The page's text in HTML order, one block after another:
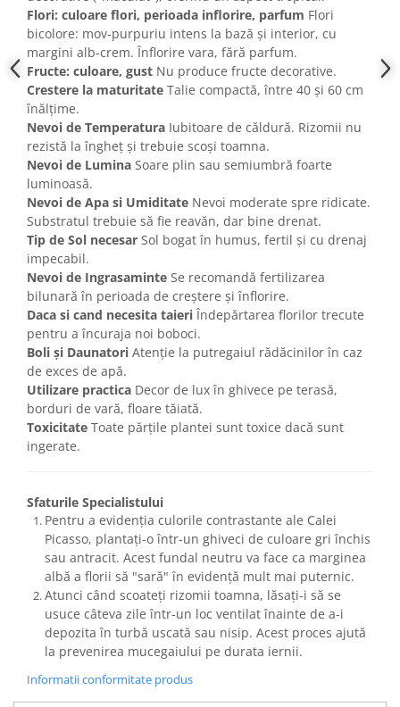
Flori: culoare flori, perioada inflorire, parfum Flori
bicolore: mov-purpuriu intens la bază și interior, cu
margini alb-crem. Înflorire vara, fără parfum.
Fructe: culoare, gust Nu produce fructe decorative.
Crestere la maturitate Talie compactă, între 40 și 60 cm
înălțime.
Nevoi de Temperatura Iubitoare de căldură. Rizomii nu
rezistă la îngheț și trebuie scoși toamna.
Nevoi de Lumina Soare plin sau semiumbră foarte
luminoasă.
Nevoi de Apa si Umiditate Nevoi moderate spre ridicate.
Substratul trebuie să fie reavăn, dar bine drenat.
Tip de Sol necesar Sol bogat în humus, fertil și cu drenaj
impecabil.
Nevoi de Ingrasaminte Se recomandă fertilizarea
bilunară în perioada de creștere și înflorire.
Daca si cand necesita taieri Îndepărtarea florilor trecute
pentru a încuraja noi boboci.
Boli și Daunatori Atenție la putregaiul rădăcinilor în caz
de exces de apă.
Utilizare practica Decor de lux în ghivece pe terasă,
borduri de vară, floare tăiată.
Toxicitate Toate părțile plantei sunt toxice dacă sunt
ingerate.
Sfaturile Specialistului
Pentru a evidenția culorile contrastante ale Calei
Picasso, plantați-o într-un ghiveci de culoare gri închis
sau antracit. Acest fundal neutru va face ca marginea
albă a florii să "sară" în evidență mult mai puternic.
Atunci când scoateți rizomii toamna, lăsați-i să se
usuce câteva zile într-un loc ventilat înainte de a-i
depozita în turbă uscată sau nisip. Acest proces ajută
la prevenirea mucegaiului pe durata iernii.
Informatii conformitate produs